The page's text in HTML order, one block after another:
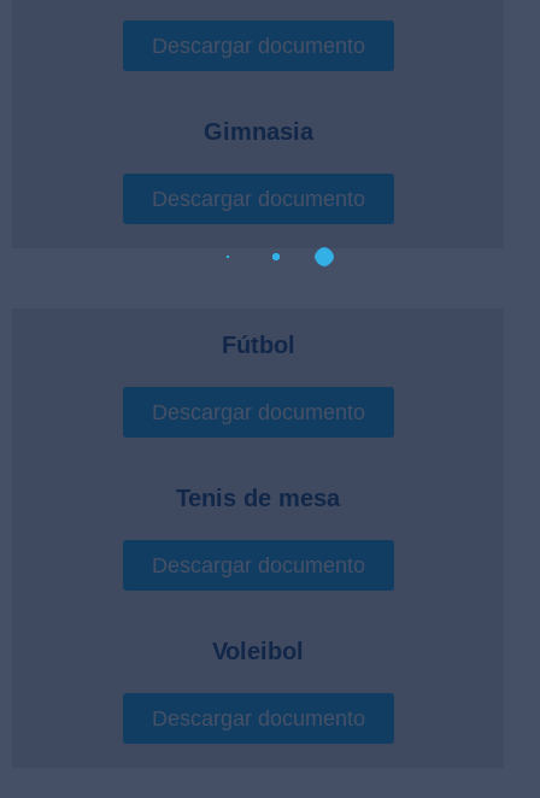
Descargar documento
Gimnasia
Descargar documento
Fútbol
Descargar documento
Tenis de mesa
Descargar documento
Voleibol
Descargar documento